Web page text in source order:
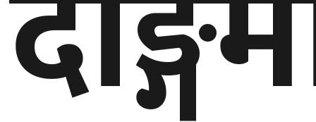
मनाेरञ्जन
खेलकुद